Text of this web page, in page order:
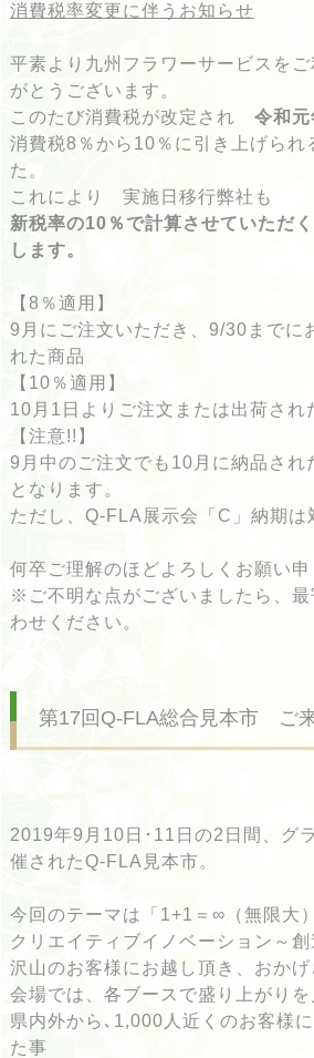
消費税率変更に伴うお知らせ
平素より九州フラワーサービスをご
がとうございます。
このたび消費税が改定され 令和元
消費税8％から10％に引き上げられ
た。
これにより 実施日移行弊社も
新税率の10 ％で計算させていただ
します。
【8％適用】
9月にご注文いただき、9/30までに
れた商品
【10％適用】
10月1日よりご注文または出荷され
【注意!!】
9月中のご注文でも10月に納品され
となります。
ただし、Q-FLA展示会「C」納期は
何卒ご理解のほどよろしくお願い申
※ご不明な点がございましたら、最
わせください。
第17回Q-FLA総合見本市 ご
2019年9月10日･11日の2日間、グ
催されたQ-FLA見本市。
今回のテーマは「1+1＝∞（無限大）
クリエイティブイノベーション～創
沢山のお客様にお越し頂き、おかげ
会場では、各ブースで盛り上がりを
県内外から､1,000人近くのお客様
た事